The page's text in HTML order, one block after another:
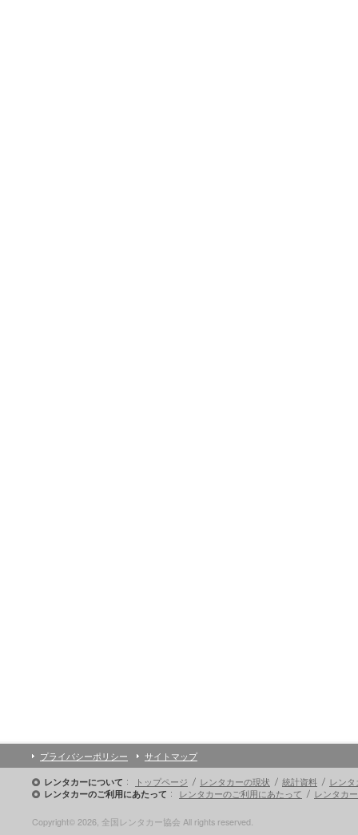
プライバシーポリシー サイトマップ
レンタカーについて トップページ レンタカーの現状 統計資料 レン
レンタカーのご利用にあたって レンタカーのご利用にあたって レンタカ
Copyright© 2026, 全国レンタカー協会 All rights reserved.